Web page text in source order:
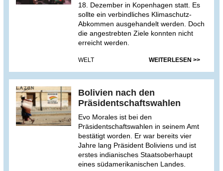
18. Dezember in Kopenhagen statt. Es
sollte ein verbindliches Klimaschutz-
Abkommen ausgehandelt werden. Doch
die angestrebten Ziele konnten nicht
erreicht werden.
WELT WEITERLESEN >>
Bolivien nach den
Präsidentschaftswahlen
Evo Morales ist bei den
Präsidentschaftswahlen in seinem Amt
bestätigt worden. Er war bereits vier
Jahre lang Präsident Boliviens und ist
erstes indianisches Staatsoberhaupt
eines südamerikanischen Landes.